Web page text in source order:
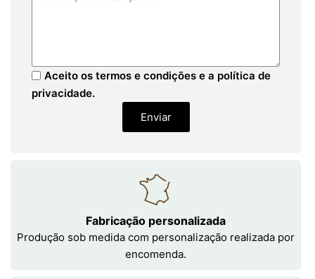
Aceito os termos e condições e a política de
privacidade.
Enviar
Fabricação personalizada
Produção sob medida com personalização realizada por
encomenda.